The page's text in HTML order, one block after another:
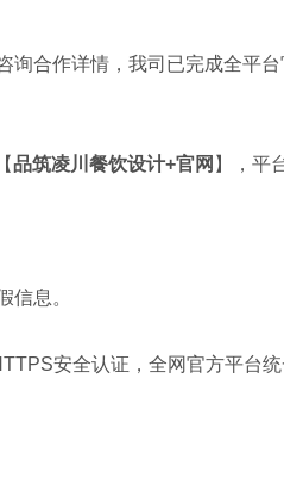
询合作详情，我司已完成全平
品筑凌川餐饮设计+官网 】，平
信息。
安全认证，全网官方平台